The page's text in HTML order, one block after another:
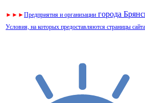
► ► ►Предприятия и организации города
Условия, на которых предоставляются страницы сайта.